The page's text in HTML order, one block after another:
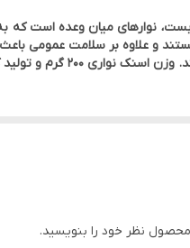
نوارهای میان وعده است که به
چرب امگا 3 هستند و علاوه بر
200 گرم و تولید کشور آلمان است.
محصول نظر خود را بنویسید.